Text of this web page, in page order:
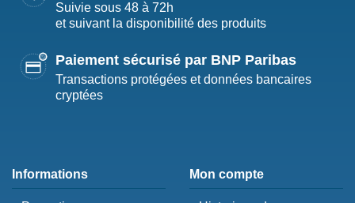
Suivie sous 48 à 72h
et suivant la disponibilité des produits
Paiement sécurisé par BNP Paribas
Transactions protégées et données bancaires
cryptées
Informations Mon compte